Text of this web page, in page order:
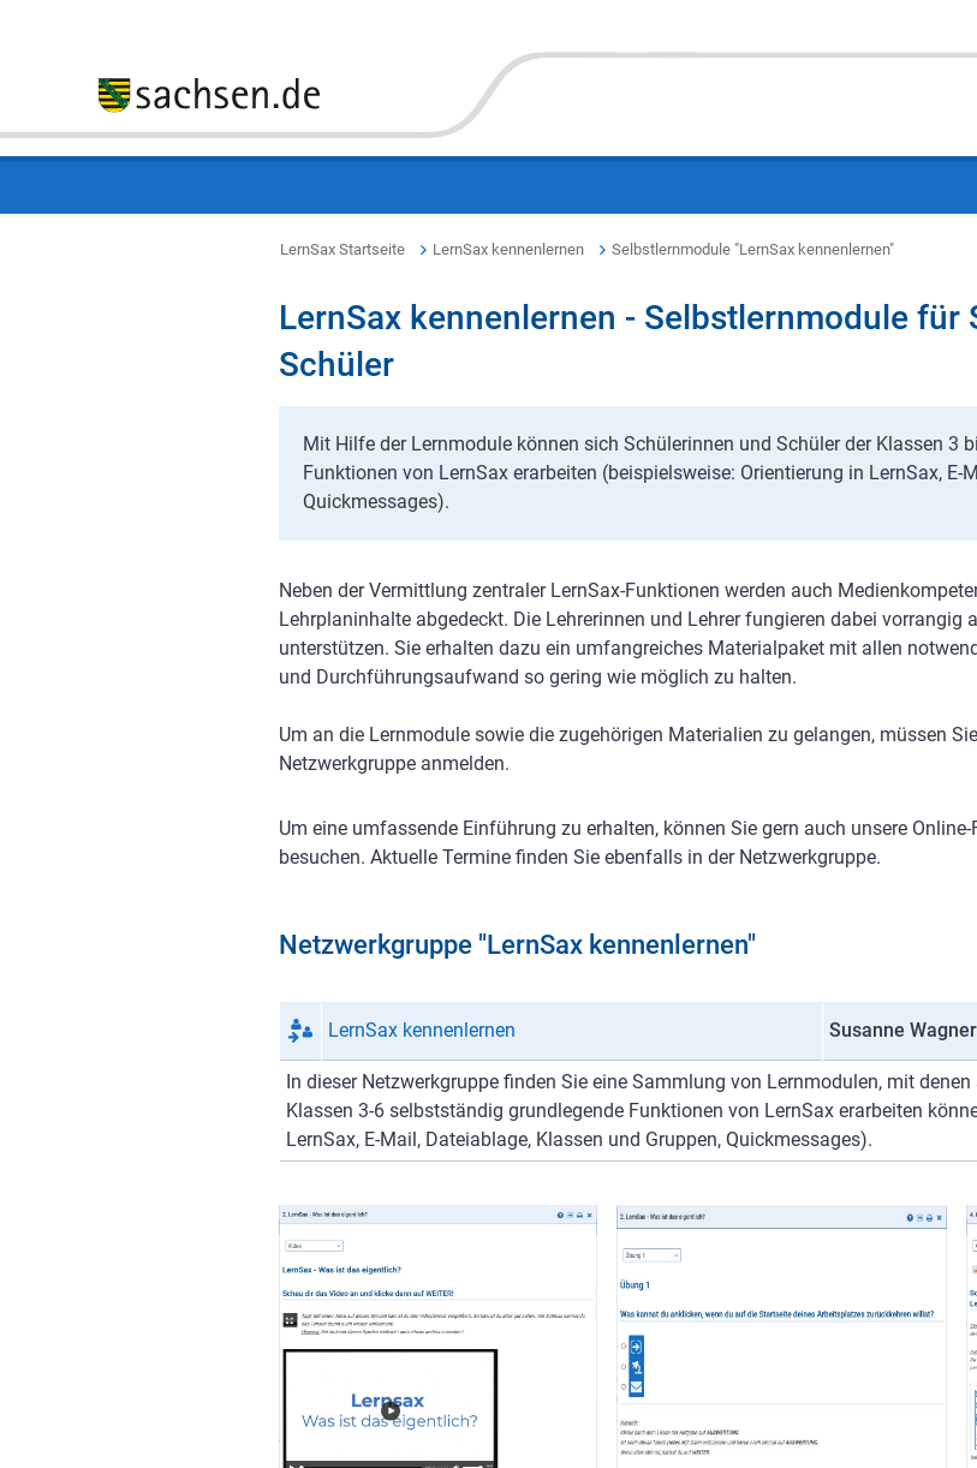
LernSax Startseite LernSax kennenlernen Selbstlernmodule "LernSax kennenlernen"
LernSax kennenlernen - Selbstlernmodule für
Schüler
Mit Hilfe der Lernmodule können sich Schülerinnen und Schüler der Klassen 3
Funktionen von LernSax erarbeiten (beispielsweise: Orientierung in LernSax, E-
Quickmessages).
Neben der Vermittlung zentraler LernSax-Funktionen werden auch
Lehrplaninhalte abgedeckt. Die Lehrerinnen und Lehrer fungieren dabei vorrangig
unterstützen. Sie erhalten dazu ein umfangreiches Materialpaket mit allen
und Durchführungsaufwand so gering wie möglich zu halten.
Um an die Lernmodule sowie die zugehörigen Materialien zu gelangen, müssen
Netzwerkgruppe anmelden.
Um eine umfassende Einführung zu erhalten, können Sie gern auch unsere
besuchen. Aktuelle Termine finden Sie ebenfalls in der Netzwerkgruppe.
Netzwerkgruppe "LernSax kennenlernen"
LernSax kennenlernen Susanne
In dieser Netzwerkgruppe finden Sie eine Sammlung von Lernmodulen, mit
Klassen 3-6 selbstständig grundlegende Funktionen von LernSax erarbeiten
LernSax, E-Mail, Dateiablage, Klassen und Gruppen, Quickmessages).